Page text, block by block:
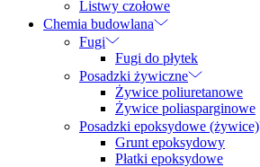
Listwy czołowe
Chemia budowlana
Fugi
Fugi do płytek
Posadzki żywiczne
Żywice poliuretanowe
Żywice poliasparginowe
Posadzki epoksydowe (żywice)
Grunt epoksydowy
Płatki epoksydowe